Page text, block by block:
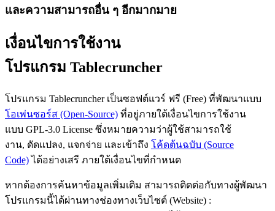
และความสามารถอื่น ๆ อีกมากมาย
เงื่อนไขการใช้งาน
โปรแกรม Tablecruncher
โปรแกรม Tablecruncher เป็นซอฟต์แวร์ ฟรี (Free) ที่พัฒนาแบบ
โอเพ่นซอร์ส (Open-Source) ที่อยู่ภายใต้เงื่อนไขการใช้งาน
แบบ GPL-3.0 License ซึ่งหมายความว่าผู้ใช้สามารถใช้
งาน, ดัดแปลง, แจกจ่าย และเข้าถึง โค้ดต้นฉบับ (Source
Code)ได้อย่างเสรี ภายใต้เงื่อนไขที่กำหนด
หากต้องการค้นหาข้อมูลเพิ่มเติม สามารถติดต่อกับทางผู้พัฒนา
โปรแกรมนี้ได้ผ่านทางช่องทางเว็บไซต์ (Website) :